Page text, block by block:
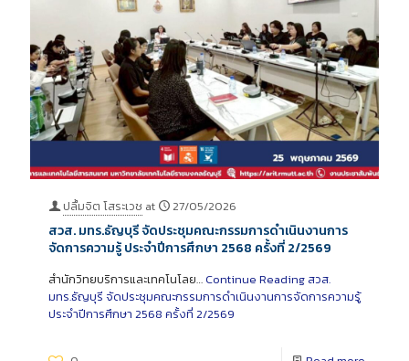
ปลื้มจิต โสระเวช at 27/05/2026
สวส. มทร.ธัญบุรี จัดประชุมคณะกรรมการดำเนินงานการ
จัดการความรู้ ประจำปีการศึกษา 2568 ครั้งที่ 2/2569
สำนักวิทยบริการและเทคโนโลย… Continue Reading สวส.
มทร.ธัญบุรี จัดประชุมคณะกรรมการดำเนินงานการจัดการความรู้
ประจำปีการศึกษา 2568 ครั้งที่ 2/2569